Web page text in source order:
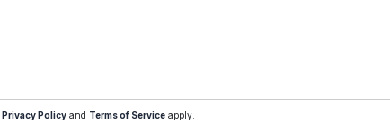
Privacy Policy and Terms of Service apply.